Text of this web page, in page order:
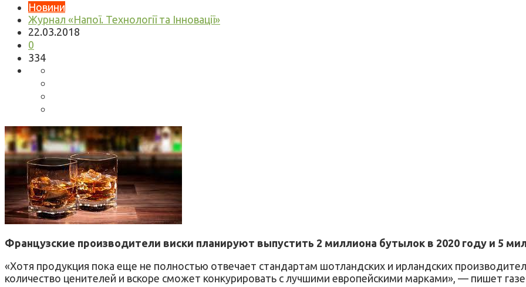
Новини
Журнал «Напої. Технології та Інновації»
22.03.2018
0
334
Французские производители виски планируют выпустить 2 миллиона бутылок в 2020 году и 5
«Хотя продукция пока еще не полностью отвечает стандартам шотландских и ирландских
количество ценителей и вскоре сможет конкурировать с лучшими европейскими марками», — пишет